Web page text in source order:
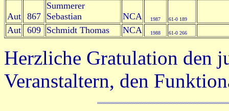
Aut 867
Summerer
Sebastian
NCA 1987 61-0 189
Aut 609 Schmidt Thomas NCA 1988 61-0 266
Herzliche Gratulation den
Veranstaltern, den